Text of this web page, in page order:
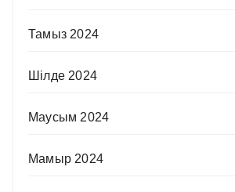
Тамыз 2024
Шілде 2024
Маусым 2024
Мамыр 2024